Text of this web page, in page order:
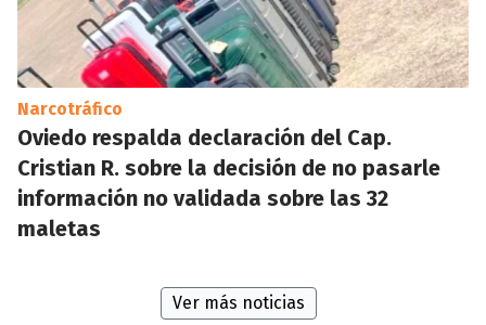
Narcotráfico
Oviedo respalda declaración del Cap.
Cristian R. sobre la decisión de no pasarle
información no validada sobre las 32
maletas
Ver más noticias